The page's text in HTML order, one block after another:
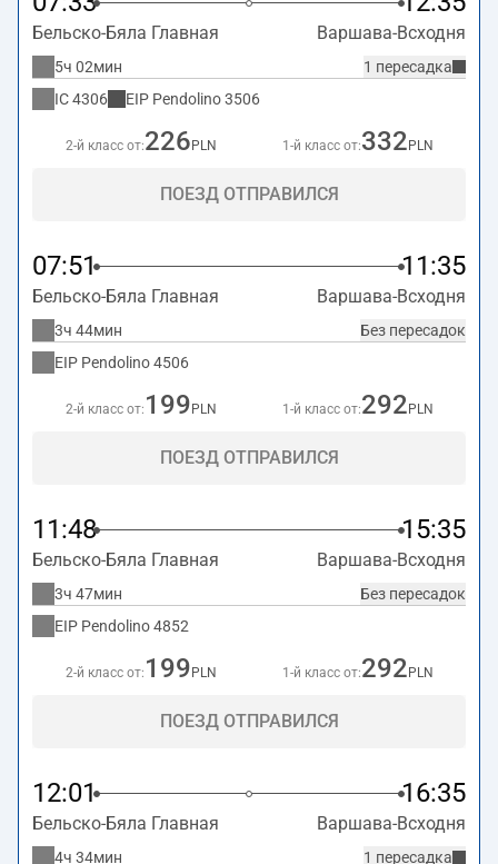
Бельско-Бяла Главная Варшава-Всходня
1 пересадка
5ч 02мин
IC4306 EIP Pendolino3506
2-й класс от:226 PLN 1-й класс от:332 PLN
ПОЕЗД ОТПРАВИЛСЯ
07:51 11:35
Бельско-Бяла Главная Варшава-Всходня
Без пересадок
3ч 44мин
EIP Pendolino4506
2-й класс от: 199 PLN 1-й класс от:292 PLN
ПОЕЗД ОТПРАВИЛСЯ
11:48 15:35
Бельско-Бяла Главная Варшава-Всходня
Без пересадок
3ч 47мин
EIP Pendolino4852
2-й класс от: 199 PLN 1-й класс от:292 PLN
ПОЕЗД ОТПРАВИЛСЯ
12:01 16:35
Бельско-Бяла Главная Варшава-Всходня
1 пересадка
4ч 34мин